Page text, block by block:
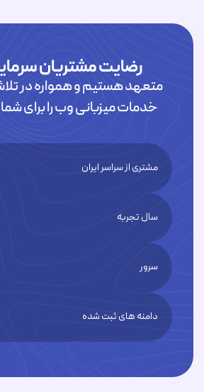
رضایت مشتریان
متعهد هستیم و همواره در
خدمات میزبانی وب را برای
مشتری از سراسر ایران
سال تجربه
سرور
دامنه های ثبت شده